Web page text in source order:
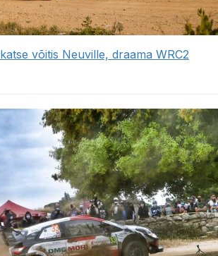
võitis Neuville, draama WRC2